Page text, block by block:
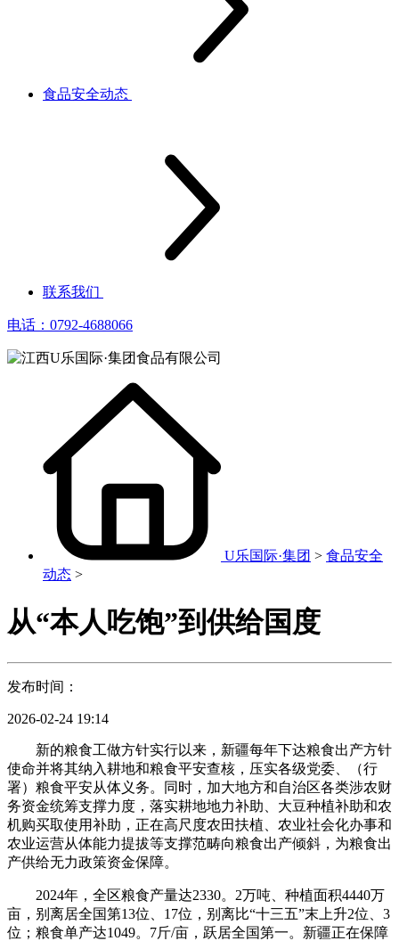
食品安全动态
联系我们
电话：0792-4688066
U乐国际·集团 > 食品安全
动态 >
从“本人吃饱”到供给国度
发布时间：
2026-02-24 19:14
新的粮食工做方针实行以来，新疆每年下达粮食出产方针
使命并将其纳入耕地和粮食平安查核，压实各级党委、（行
署）粮食平安从体义务。同时，加大地方和自治区各类涉农财
务资金统筹支撑力度，落实耕地地力补助、大豆种植补助和农
机购买取使用补助，正在高尺度农田扶植、农业社会化办事和
农业运营从体能力提拔等支撑范畴向粮食出产倾斜，为粮食出
产供给无力政策资金保障。
2024年，全区粮食产量达2330。2万吨、种植面积4440万
亩，别离居全国第13位、17位，别离比“十三五”末上升2位、3
位；粮食单产达1049。7斤/亩，跃居全国第一。新疆正在保障